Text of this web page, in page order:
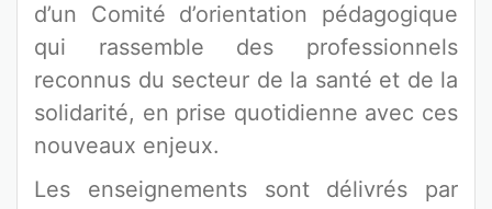
d’un Comité d’orientation pédagogique
qui rassemble des professionnels
reconnus du secteur de la santé et de la
solidarité, en prise quotidienne avec ces
nouveaux enjeux.
Les enseignements sont délivrés par